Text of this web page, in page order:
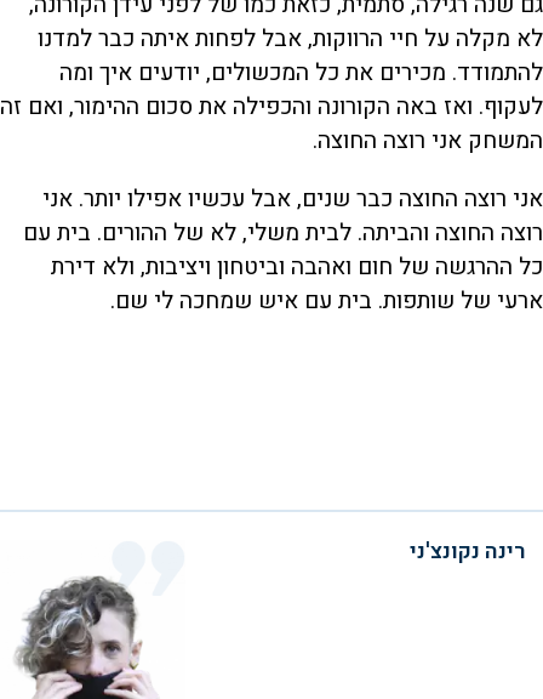
לא מקלה על חיי הרווקות, אבל לפחות איתה כבר למדנו
להתמודד. מכירים את כל המכשולים, יודעים איך ומה
לעקוף. ואז באה הקורונה והכפילה את סכום ההימור, ואם זה
המשחק אני רוצה החוצה.
אני רוצה החוצה כבר שנים, אבל עכשיו אפילו יותר. אני
רוצה החוצה והביתה. לבית משלי, לא של ההורים. בית עם
כל ההרגשה של חום ואהבה וביטחון ויציבות, ולא דירת
ארעי של שותפות. בית עם איש שמחכה לי שם.
רינה נקונצ'ני